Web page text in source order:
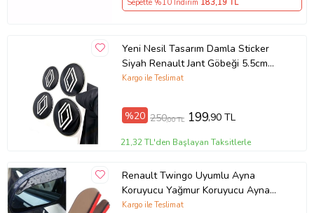
Sepette %10 İndirim 183,19 TL
Yeni Nesil Tasarım Damla Sticker
Siyah Renault Jant Göbeği 5.5cm
Uyumlu
Kargo ile Teslimat
%20 250,00 TL 199,90 TL
21,32 TL'den Başlayan Taksitlerle
Renault Twingo Uyumlu Ayna
Koruyucu Yağmur Koruyucu Ayna
Rüzgarlığı 2 li Takım - Ücretsiz Kargo
Kargo ile Teslimat